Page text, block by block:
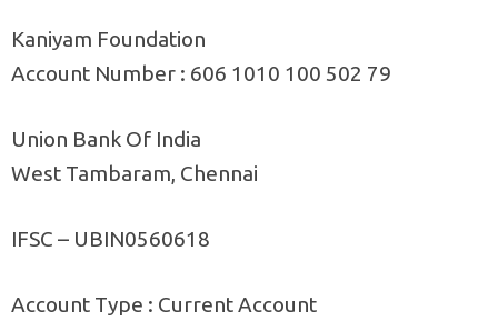
Kaniyam Foundation
Account Number : 606 1010 100 502 79
Union Bank Of India
West Tambaram, Chennai
IFSC – UBIN0560618
Account Type : Current Account